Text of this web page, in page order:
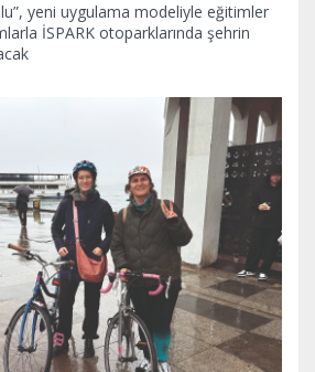
yeni uygulama modeliyle eğitimler
İSPARK otoparklarında şehrin